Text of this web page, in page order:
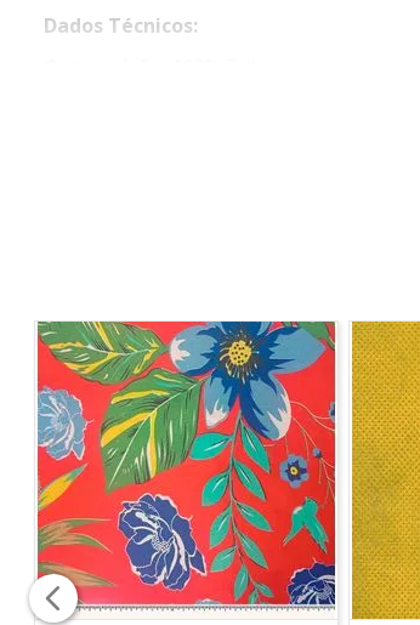
Dados Técnicos:
-Utilizar temperatura mínima
-Temperatura máxima do ferro 150°C
-Não limpar a seco
Observação: Vendido a cada 1,00 MT
corrida, sem cortes. Para pedidos